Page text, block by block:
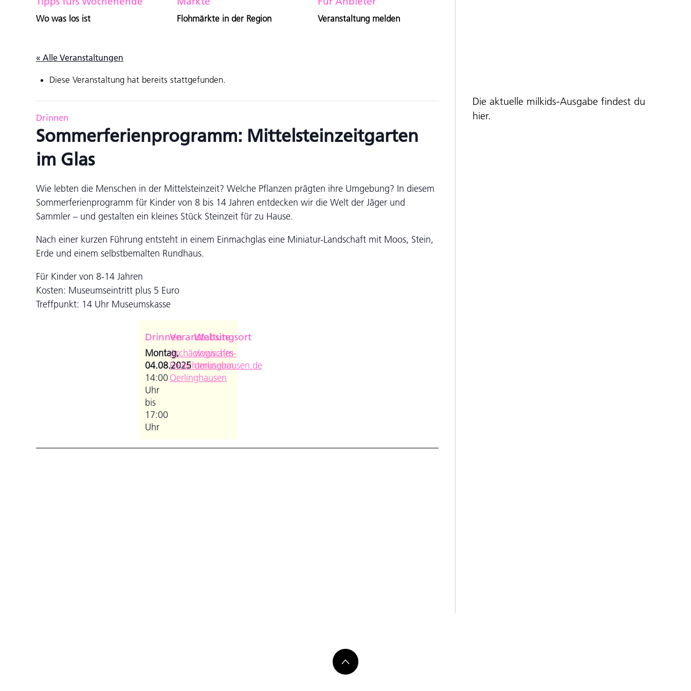
Wo was los ist Flohmärkte in der Region Veranstaltung melden
« Alle Veranstaltungen
Diese Veranstaltung hat bereits stattgefunden.
Drinnen
Sommerferienprogramm: Mittelsteinzeitgarten
im Glas
Wie lebten die Menschen in der Mittelsteinzeit? Welche Pflanzen prägten ihre Umgebung? In diesem
Sommerferienprogramm für Kinder von 8 bis 14 Jahren entdecken wir die Welt der Jäger und
Sammler – und gestalten ein kleines Stück Steinzeit für zu Hause.
Nach einer kurzen Führung entsteht in einem Einmachglas eine Miniatur-Landschaft mit Moos, Stein,
Erde und einem selbstbemalten Rundhaus.
Für Kinder von 8-14 Jahren
Kosten: Museumseintritt plus 5 Euro
Treffpunkt: 14 Uhr Museumskasse
Drinnen
Montag,
04.08.2025
14:00
Uhr
bis
17:00
Uhr
Veranstaltungsort
Archäologisches
Freilichtmuseum
Oerlinghausen
Website
www.afm-
oerlinghausen.de
Die aktuelle milkids-Ausgabe findest du
hier.